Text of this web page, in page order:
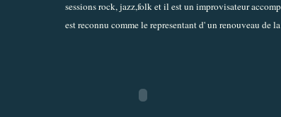
sessions rock, jazz,folk et il est un improvisateur
est reconnu comme le representant d' un renouveau de